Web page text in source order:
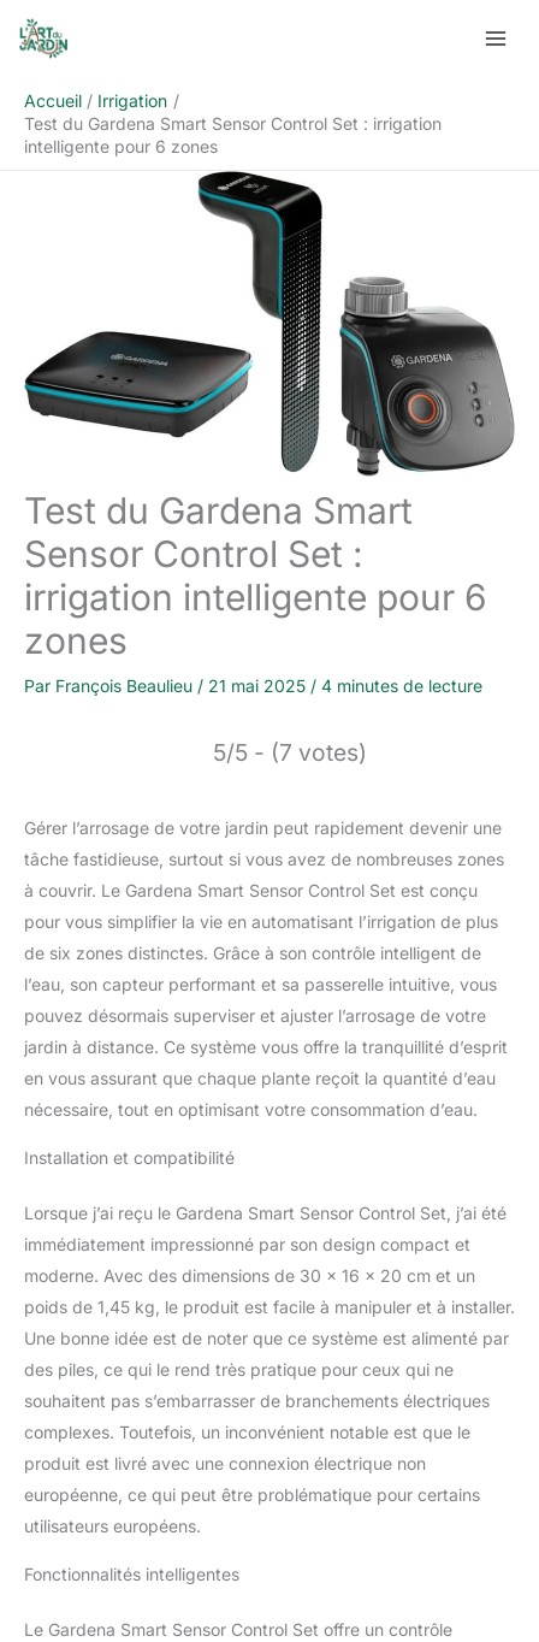
Aller
Accueil
Irrigation
Test du Gardena Smart Sensor Control Set : irrigation
intelligente pour 6 zones
Test du Gardena Smart
Sensor Control Set :
irrigation intelligente pour 6
zones
Par François Beaulieu / 21 mai 2025 / 4 minutes de lecture
5/5 - (7 votes)
Gérer l’arrosage de votre jardin peut rapidement devenir une
tâche fastidieuse, surtout si vous avez de nombreuses zones
à couvrir. Le Gardena Smart Sensor Control Set est conçu
pour vous simplifier la vie en automatisant l’irrigation de plus
de six zones distinctes. Grâce à son contrôle intelligent de
l’eau, son capteur performant et sa passerelle intuitive, vous
pouvez désormais superviser et ajuster l’arrosage de votre
jardin à distance. Ce système vous offre la tranquillité d’esprit
en vous assurant que chaque plante reçoit la quantité d’eau
nécessaire, tout en optimisant votre consommation d’eau.
Installation et compatibilité
Lorsque j’ai reçu le Gardena Smart Sensor Control Set, j’ai été
immédiatement impressionné par son design compact et
moderne. Avec des dimensions de 30 x 16 x 20 cm et un
poids de 1,45 kg, le produit est facile à manipuler et à installer.
Une bonne idée est de noter que ce système est alimenté par
des piles, ce qui le rend très pratique pour ceux qui ne
souhaitent pas s’embarrasser de branchements électriques
complexes. Toutefois, un inconvénient notable est que le
produit est livré avec une connexion électrique non
européenne, ce qui peut être problématique pour certains
utilisateurs européens.
Fonctionnalités intelligentes
Le Gardena Smart Sensor Control Set offre un contrôle
Rechercher